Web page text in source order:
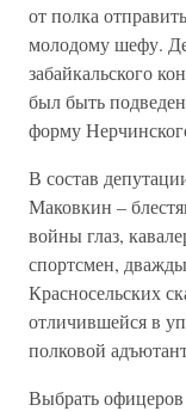
от полка
молодому шефу.
забайкальского
был быть
форму
В состав
Маковкин –
войны глаз,
спортсмен,
Красносельских
отличившейся в
полковой
Выбрать офицеров